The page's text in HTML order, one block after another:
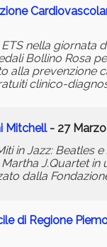
nella giornata
Bollino Rosa
alla prevenzione
clinico-
Mitchell- 27 Marzo
in Jazz: Beatles e
J.Quartet in
dalla
di Regione